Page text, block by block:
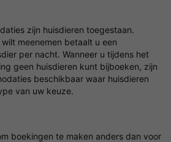
zijn huisdieren toegestaan.
meenemen betaalt u een
per nacht. Wanneer u tijdens het
geen huisdieren kunt bijboeken, zijn
beschikbaar waar huisdieren
van uw keuze.
boekingen te maken anders dan voor